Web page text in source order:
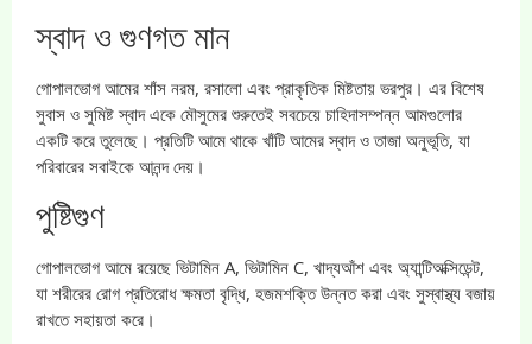
স্বাদ ও গুণগত মান
গোপালভোগ আমের শাঁস নরম, রসালো এবং প্রাকৃতিক মিষ্টতায় ভরপুর। এর বিশেষ
সুবাস ও সুমিষ্ট স্বাদ একে মৌসুমের শুরুতেই সবচেয়ে চাহিদাসম্পন্ন আমগুলোর
একটি করে তুলেছে। প্রতিটি আমে থাকে খাঁটি আমের স্বাদ ও তাজা অনুভূতি, যা
পরিবারের সবাইকে আনন্দ দেয়।
পুষ্টিগুণ
গোপালভোগ আমে রয়েছে ভিটামিন A, ভিটামিন C, খাদ্যআঁশ এবং অ্যান্টিঅক্সিডেন্ট,
যা শরীরের রোগ প্রতিরোধ ক্ষমতা বৃদ্ধি, হজমশক্তি উন্নত করা এবং সুস্বাস্থ্য বজায়
রাখতে সহায়তা করে।